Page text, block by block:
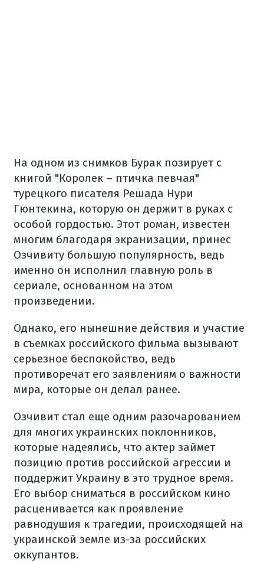
На одном из снимков Бурак позирует с
книгой "Королек – птичка певчая"
турецкого писателя Решада Нури
Гюнтекина, которую он держит в руках с
особой гордостью. Этот роман, известен
многим благодаря экранизации, принес
Озчивиту большую популярность, ведь
именно он исполнил главную роль в
сериале, основанном на этом
произведении.
Однако, его нынешние действия и участие
в съемках российского фильма вызывают
серьезное беспокойство, ведь
противоречат его заявлениям о важности
мира, которые он делал ранее.
Озчивит стал еще одним разочарованием
для многих украинских поклонников,
которые надеялись, что актер займет
позицию против российской агрессии и
поддержит Украину в это трудное время.
Его выбор сниматься в российском кино
расценивается как проявление
равнодушия к трагедии, происходящей на
украинской земле из-за российских
оккупантов.